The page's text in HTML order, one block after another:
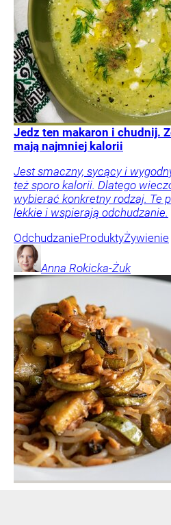
Jedz ten makaron i chudnij.
mają najmniej kalorii
Jest smaczny, sycący i
też sporo kalorii. Dlatego
wybierać konkretny rodzaj. Te
lekkie i wspierają odchudzanie.
OdchudzanieProduktyŻywienie
Anna Rokicka-Żuk